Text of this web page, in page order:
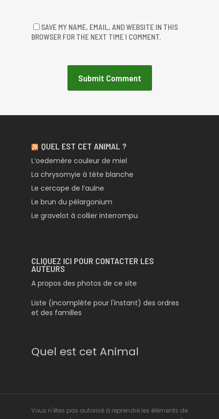
SAVE MY NAME, EMAIL, AND WEBSITE IN THIS
BROWSER FOR THE NEXT TIME I COMMENT.
QUEL EST CET ANIMAL ?
L’oedemère couleur de miel
La chrysomyie à tête blanche
Le cercope de l’aulne
Le brun du pélargonium
Le gravelot à collier interrompu
CLIQUEZ ICI POUR CONTACTER LES
AUTEURS
A propos des photos de ce site
Liste (incomplète pour l'instant) des ordres
et des familles
Quel est cet Animal
Vous n'êtes pas autorisé à reprendre les éléments de